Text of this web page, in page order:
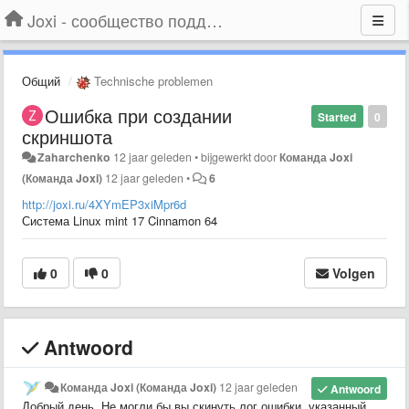
Joxi - сообщество поддержки
Общий Technische problemen
0
Started
Ошибка при создании
скриншота
Zaharchenko 12 jaar geleden •bijgewerkt doorКоманда Joxi
(Команда Joxi) 12 jaar geleden • 6
http://joxi.ru/4XYmEP3xiMpr6d
Система Linux mint 17 Cinnamon 64
0 0 Volgen
Antwoord
Antwoord
Команда Joxi (Команда Joxi) 12 jaar geleden
Добрый день. Не могли бы вы скинуть лог ошибки, указанный